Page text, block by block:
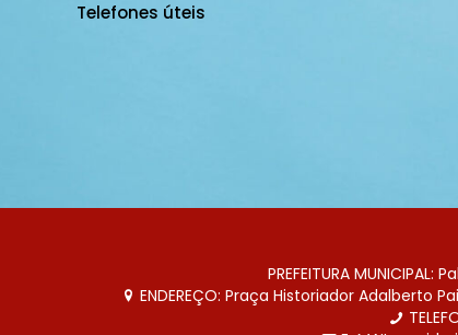
Telefones úteis
PREFEITURA
ENDEREÇO: Praça Historiador Adalberto